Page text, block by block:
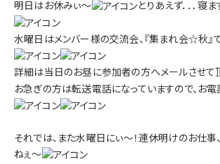
明日はお休みぃ～ とりあえず．．．寝ま
水曜日はメンバー様の交流会、『集まれ会☆秋』
詳細は当日のお昼に参加者の方へメールさせて
お急ぎの方は転送電話になっていますので、お
それでは、また水曜日にぃ～！連休明けのお仕事
ねぇ～